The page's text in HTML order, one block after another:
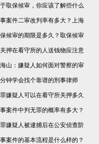
取保候审，你应该了解些什么
案件二审改判率有多大？上海
候审的期限是多久？取保候审
押在看守所的人送钱物应注意
山：嫌疑人如何面对警察的审
钟学会找个靠谱的刑事律师
嫌疑人可以在看守所关押多久
案件中判无罪的概率有多大？
嫌疑人被逮捕后在公安侦查阶
案件的基本流程是什么样的？